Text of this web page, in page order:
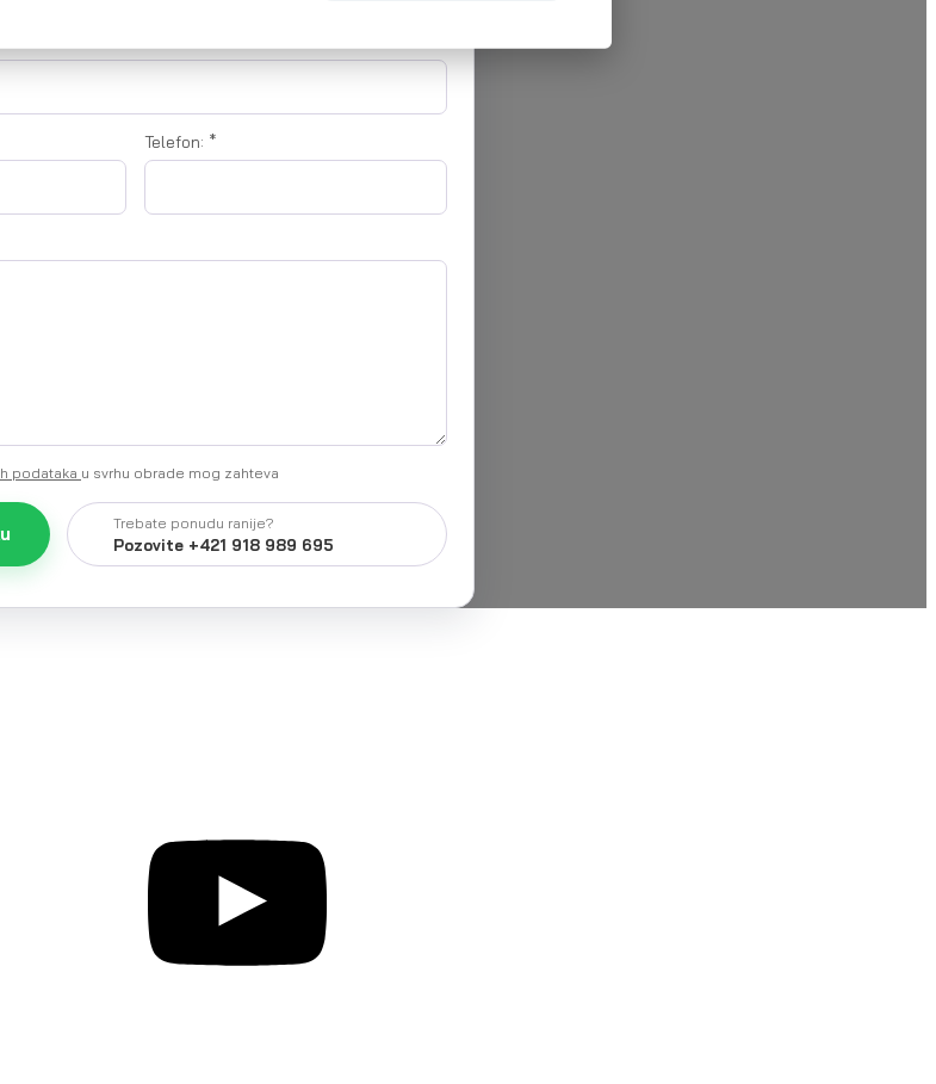
Telefon: *
podataka u svrhu obrade mog zahteva
Trebate ponudu ranije?
Pozovite +421 918 989 695